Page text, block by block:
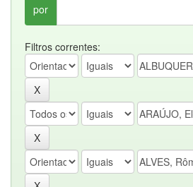
por
Filtros correntes: